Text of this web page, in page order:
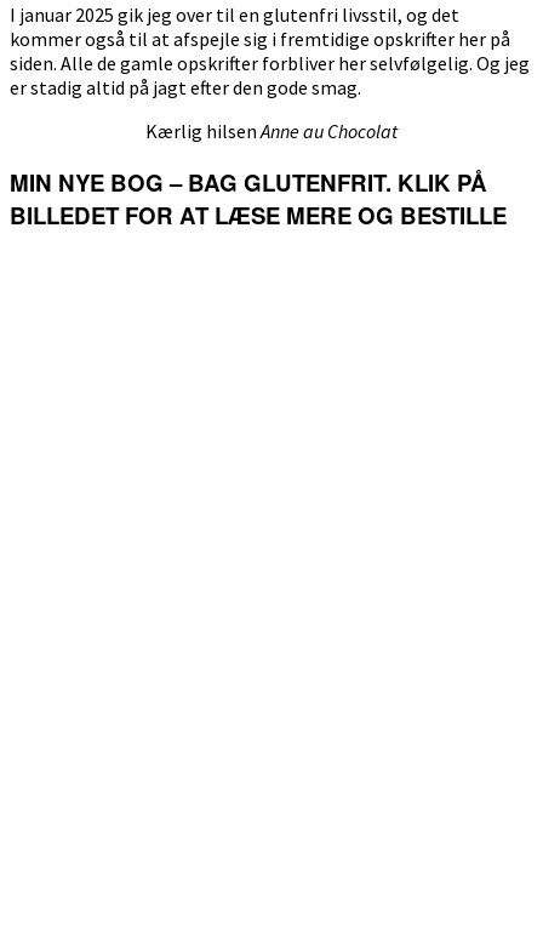
I januar 2025 gik jeg over til en glutenfri livsstil, og det
kommer også til at afspejle sig i fremtidige opskrifter her på
siden. Alle de gamle opskrifter forbliver her selvfølgelig. Og jeg
er stadig altid på jagt efter den gode smag.
Kærlig hilsenAnne au Chocolat
MIN NYE BOG – BAG GLUTENFRIT. KLIK PÅ
BILLEDET FOR AT LÆSE MERE OG BESTILLE